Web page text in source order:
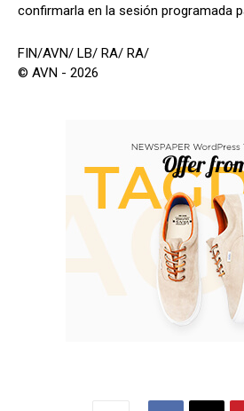
confirmarla en la sesión programada
FIN/AVN/ LB/ RA/ RA/
© AVN - 2026